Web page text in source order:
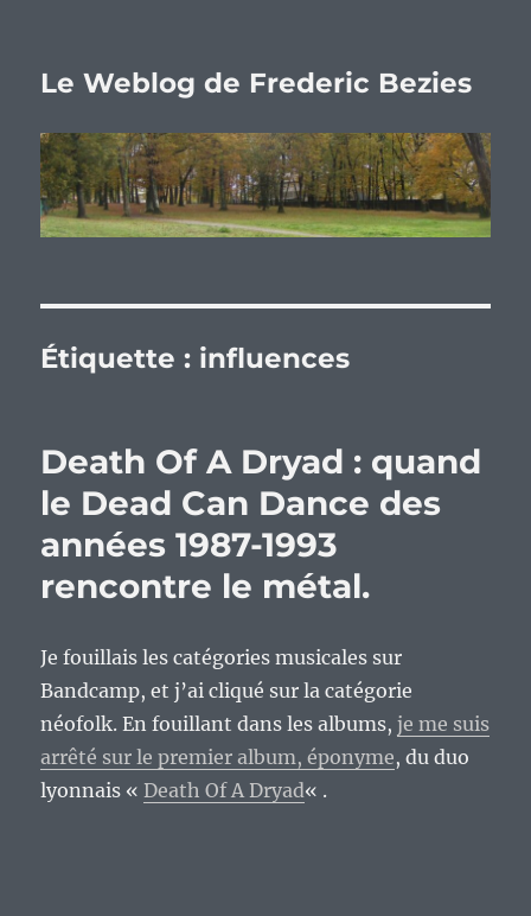
Le Weblog de Frederic Bezies
Étiquette : influences
Death Of A Dryad : quand
le Dead Can Dance des
années 1987-1993
rencontre le métal.
Je fouillais les catégories musicales sur
Bandcamp, et j’ai cliqué sur la catégorie
néofolk. En fouillant dans les albums,je me suis
arrêté sur le premier album, éponyme, du duo
lyonnais «Death Of A Dryad« .